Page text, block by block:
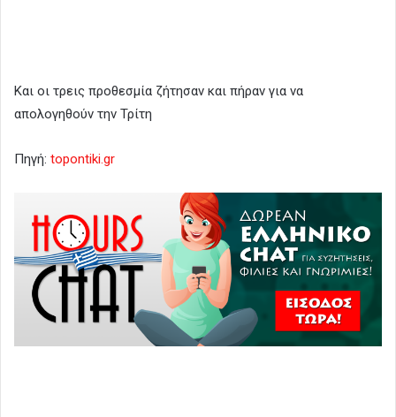
Και οι τρεις προθεσμία ζήτησαν και πήραν για να
απολογηθούν την Τρίτη
Πηγή: topontiki.gr